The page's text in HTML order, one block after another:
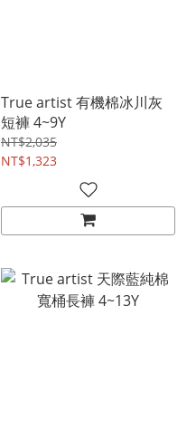
True artist 有機棉冰川灰
短褲 4~9Y
NT$2,035
NT$1,323